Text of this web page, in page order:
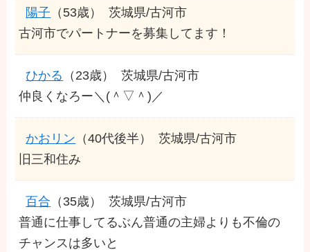
陽子 （53歳）
茨城県/古河市
古河市でパートナーを募集してます！
ひかる （23歳）
茨城県/古河市
仲良くなろー＼(＾▽＾)／
かおリン （40代後半）
茨城県/古河市
旧三和住み
百合 （35歳）
茨城県/古河市
普通に仕事してるぶん普通の主婦よりも不倫の
チャンスは多いと